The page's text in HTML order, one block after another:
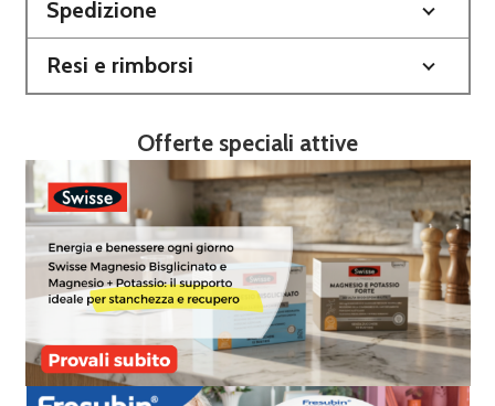
Spedizione
Resi e rimborsi
Offerte speciali attive